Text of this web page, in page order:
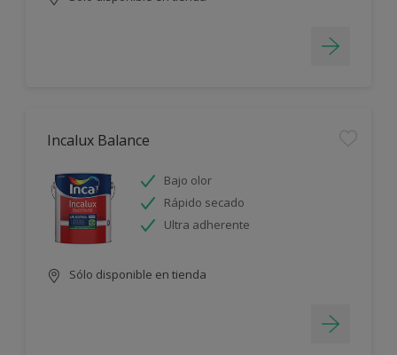
Incalux Balance
Bajo olor
Rápido secado
Ultra adherente
Sólo disponible en tienda